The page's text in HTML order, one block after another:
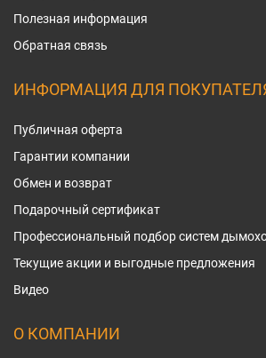
Полезная информация
Обратная связь
ИНФОРМАЦИЯ ДЛЯ
Публичная оферта
Гарантии компании
Обмен и возврат
Подарочный сертификат
Профессиональный подбор систем
Текущие акции и выгодные предложения
Видео
О КОМПАНИИ